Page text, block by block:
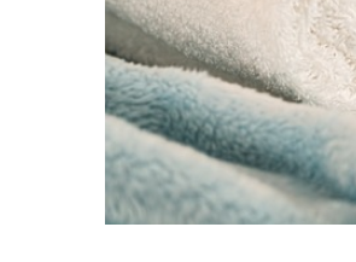
pour profiter des
d’aggraver …